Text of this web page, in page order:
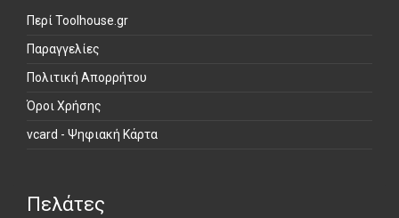
Περί Toolhouse.gr
Παραγγελίες
Πολιτική Απορρήτου
Όροι Χρήσης
vcard - Ψηφιακή Κάρτα
Πελάτες